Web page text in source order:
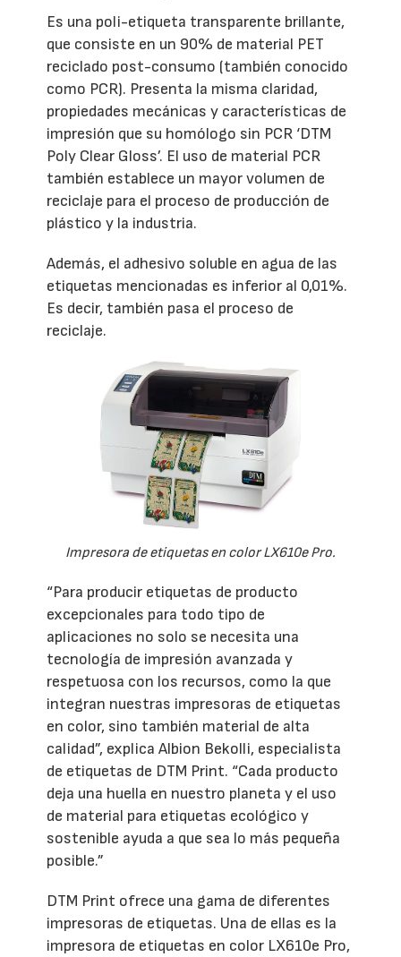
Es una poli-etiqueta transparente brillante,
que consiste en un 90% de material PET
reciclado post-consumo (también conocido
como PCR). Presenta la misma claridad,
propiedades mecánicas y características de
impresión que su homólogo sin PCR ‘DTM
Poly Clear Gloss’. El uso de material PCR
también establece un mayor volumen de
reciclaje para el proceso de producción de
plástico y la industria.
Además, el adhesivo soluble en agua de las
etiquetas mencionadas es inferior al 0,01%.
Es decir, también pasa el proceso de
reciclaje.
Impresora de etiquetas en color LX610e Pro.
“Para producir etiquetas de producto
excepcionales para todo tipo de
aplicaciones no solo se necesita una
tecnología de impresión avanzada y
respetuosa con los recursos, como la que
integran nuestras impresoras de etiquetas
en color, sino también material de alta
calidad”, explica Albion Bekolli, especialista
de etiquetas de DTM Print. “Cada producto
deja una huella en nuestro planeta y el uso
de material para etiquetas ecológico y
sostenible ayuda a que sea lo más pequeña
posible.”
DTM Print ofrece una gama de diferentes
impresoras de etiquetas. Una de ellas es la
impresora de etiquetas en color LX610e Pro,